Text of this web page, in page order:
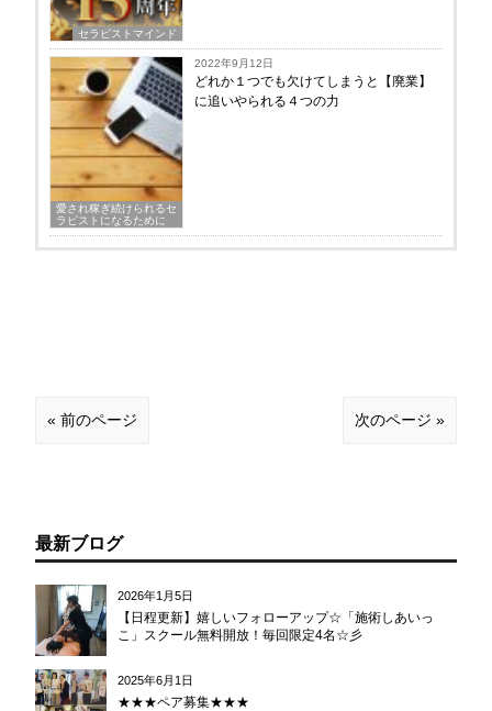
セラピストマインド
愛され稼ぎ続けられるセ
ラピストになるために
2022年9月12日
どれか１つでも欠けてしまうと【廃業】
に追いやられる４つの力
« 前のページ 次のページ »
最新ブログ
2026年1月5日
【日程更新】嬉しいフォローアップ☆「施術しあいっ
こ」スクール無料開放！毎回限定4名☆彡
2025年6月1日
★★★ペア募集★★★